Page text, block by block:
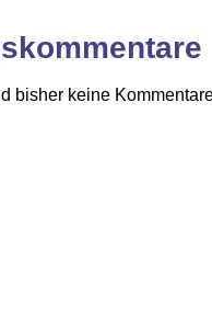
bisher keine